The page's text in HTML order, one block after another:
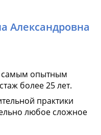
Александровна
самым опытным
более 25 лет.
практики
любое сложное